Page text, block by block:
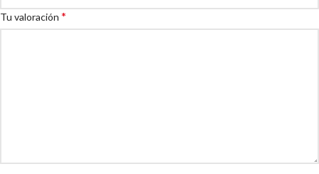
Tu valoración *